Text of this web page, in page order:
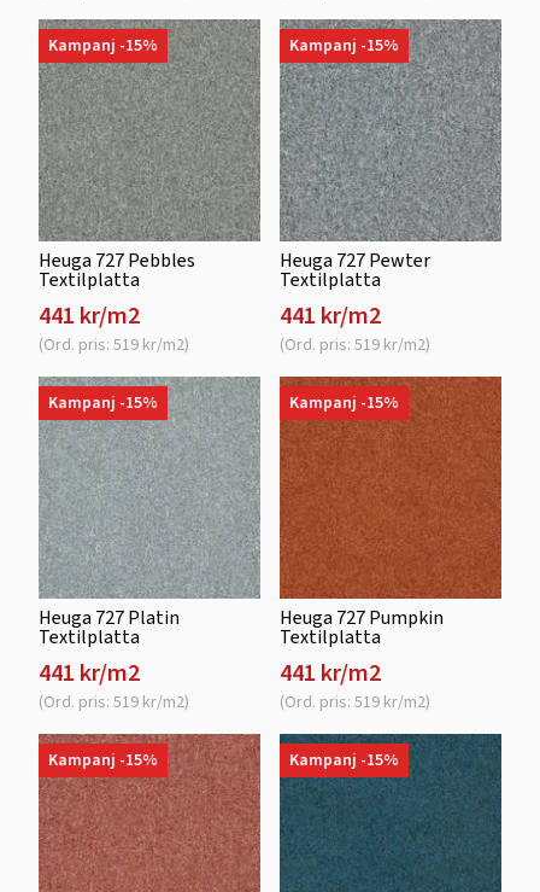
Kampanj -15%
Heuga 727 Pebbles
Textilplatta
441 kr/m2
(Ord. pris: 519 kr/m2)
Kampanj -15%
Heuga 727 Pewter
Textilplatta
441 kr/m2
(Ord. pris: 519 kr/m2)
Kampanj -15%
Heuga 727 Platin
Textilplatta
441 kr/m2
(Ord. pris: 519 kr/m2)
Kampanj -15%
Heuga 727 Pumpkin
Textilplatta
441 kr/m2
(Ord. pris: 519 kr/m2)
Kampanj -15% Kampanj -15%